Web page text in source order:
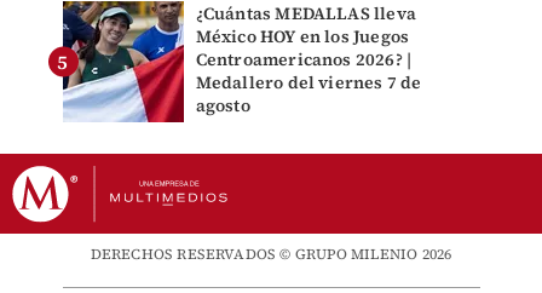
¿Cuántas MEDALLAS lleva
México HOY en los Juegos
Centroamericanos 2026? |
Medallero del viernes 7 de
agosto
DERECHOS RESERVADOS © GRUPO MILENIO 2026